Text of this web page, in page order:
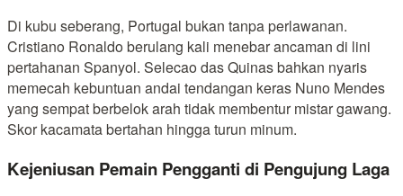
Di kubu seberang, Portugal bukan tanpa perlawanan.
Cristiano Ronaldo berulang kali menebar ancaman di lini
pertahanan Spanyol. Selecao das Quinas bahkan nyaris
memecah kebuntuan andai tendangan keras Nuno Mendes
yang sempat berbelok arah tidak membentur mistar gawang.
Skor kacamata bertahan hingga turun minum.
Kejeniusan Pemain Pengganti di Pengujung Laga